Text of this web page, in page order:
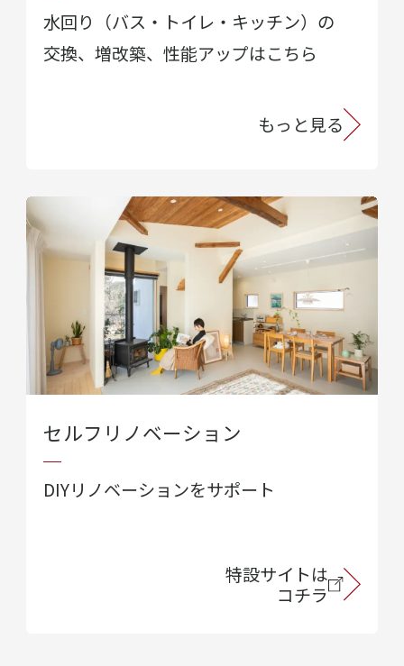
水回り（バス・トイレ・キッチン）の
交換、 増改築、性能アップはこちら
もっと見る
セルフリノベーション
DIYリノベーションをサポート
特設サイトは
コチラ